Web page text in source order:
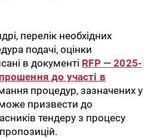
перелік необхідних
подачі, оцінки
в документі RFP — 2025-
до участі в
процедур, зазначених у
призвести до
тендеру з процесу